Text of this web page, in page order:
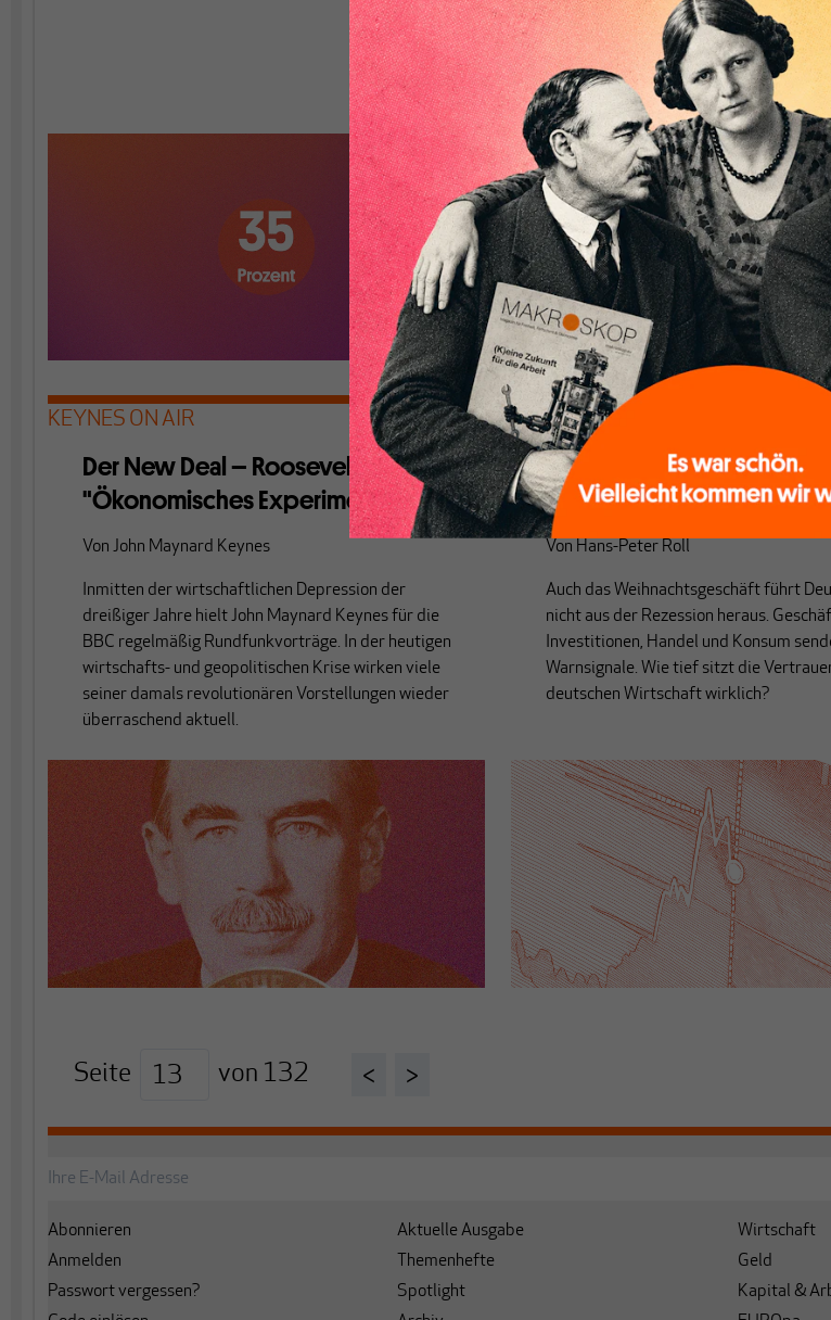
Argumente, warum Überschüsse
steigen müssen und nur eine
innovationsgetriebene Neuausrichtung
Wohlstand sichern kann.
KEYNES ON AIR
Der New Deal – Roosevelts
"Ökonomisches Experiment"
Von John Maynard Keynes
Inmitten der wirtschaftlichen Depression der
dreißiger Jahre hielt John Maynard Keynes für die
BBC regelmäßig Rundfunkvorträge. In der heutigen
wirtschafts- und geopolitischen Krise wirken viele
seiner damals revolutionären Vorstellungen wieder
überraschend aktuell.
UPDATES ZUR KONJUNKTUR
Die deutsche Wirtschaft
Zurückhaltung und
Von Hans-Peter Roll
Auch das Weihnachtsgeschäft führt
nicht aus der Rezession heraus.
Investitionen, Handel und Konsum
Warnsignale. Wie tief sitzt die
deutschen Wirtschaft wirklich?
Seite von 132 < >
Abonnieren
Anmelden
Passwort vergessen?
Aktuelle Ausgabe
Themenhefte
Spotlight
Wirtschaft
Geld
Kapital &